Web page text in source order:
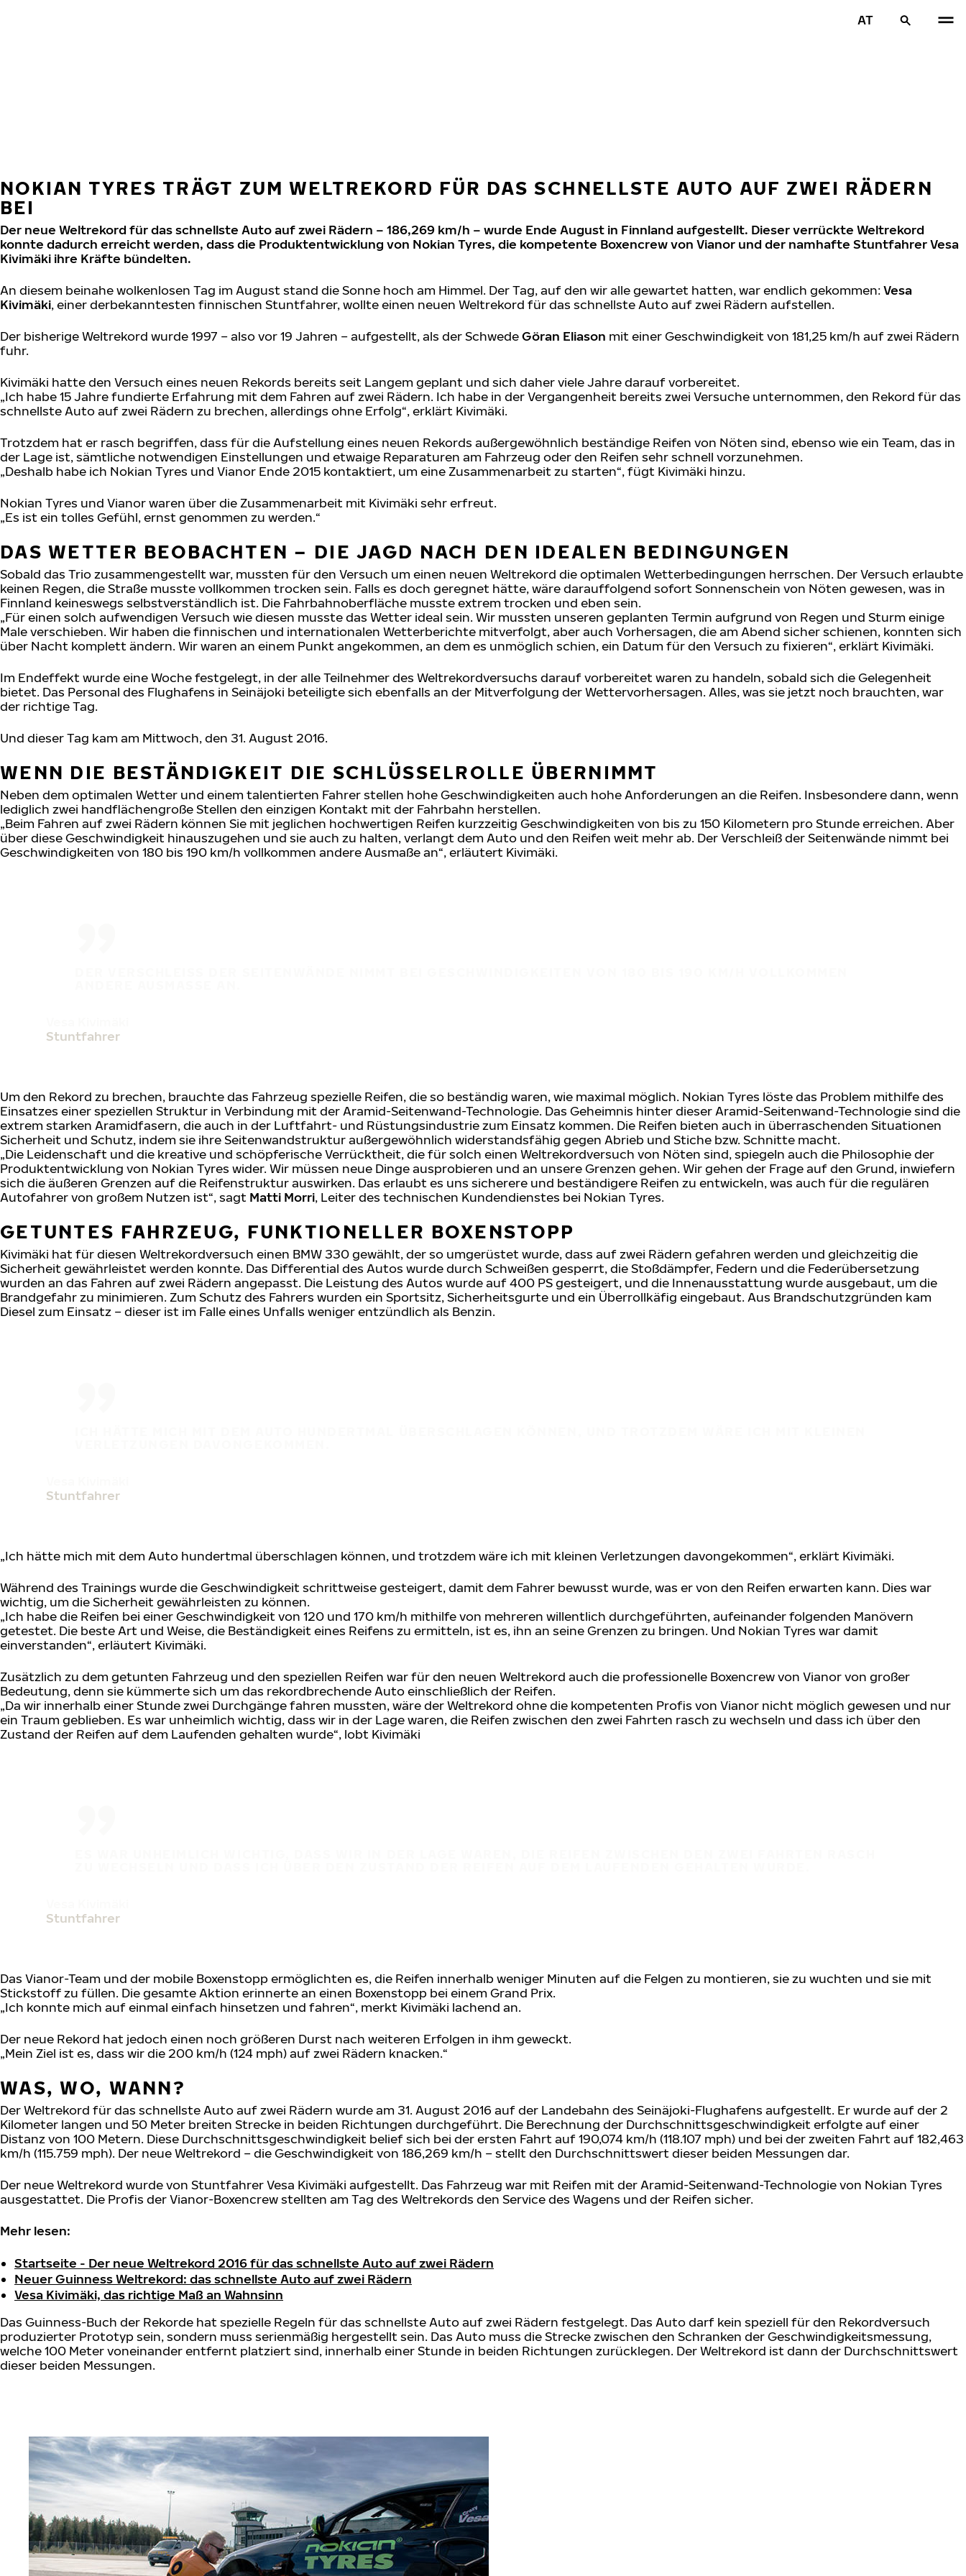
AT
NOKIAN TYRES TRÄGT ZUM WELTREKORD FÜR DAS SCHNELLSTE AUTO AUF ZWEI RÄDERN
BEI
Der neue Weltrekord für das schnellste Auto auf zwei Rädern – 186,269 km/h – wurde Ende August in Finnland aufgestellt. Dieser verrückte Weltrekord
konnte dadurch erreicht werden, dass die Produktentwicklung von Nokian Tyres, die kompetente Boxencrew von Vianor und der namhafte Stuntfahrer Vesa
Kivimäki ihre Kräfte bündelten.
An diesem beinahe wolkenlosen Tag im August stand die Sonne hoch am Himmel. Der Tag, auf den wir alle gewartet hatten, war endlich gekommen:Vesa
Kivimäki, einer derbekanntesten finnischen Stuntfahrer, wollte einen neuen Weltrekord für das schnellste Auto auf zwei Rädern aufstellen.
Der bisherige Weltrekord wurde 1997 – also vor 19 Jahren – aufgestellt, als der SchwedeGöran Eliason mit einer Geschwindigkeit von 181,25 km/h auf zwei Rädern
fuhr.
Kivimäki hatte den Versuch eines neuen Rekords bereits seit Langem geplant und sich daher viele Jahre darauf vorbereitet.
„Ich habe 15 Jahre fundierte Erfahrung mit dem Fahren auf zwei Rädern. Ich habe in der Vergangenheit bereits zwei Versuche unternommen, den Rekord für das
schnellste Auto auf zwei Rädern zu brechen, allerdings ohne Erfolg“, erklärt Kivimäki.
Trotzdem hat er rasch begriffen, dass für die Aufstellung eines neuen Rekords außergewöhnlich beständige Reifen von Nöten sind, ebenso wie ein Team, das in
der Lage ist, sämtliche notwendigen Einstellungen und etwaige Reparaturen am Fahrzeug oder den Reifen sehr schnell vorzunehmen.
„Deshalb habe ich Nokian Tyres und Vianor Ende 2015 kontaktiert, um eine Zusammenarbeit zu starten“, fügt Kivimäki hinzu.
Nokian Tyres und Vianor waren über die Zusammenarbeit mit Kivimäki sehr erfreut.
„Es ist ein tolles Gefühl, ernst genommen zu werden.“
DAS WETTER BEOBACHTEN – DIE JAGD NACH DEN IDEALEN BEDINGUNGEN
Sobald das Trio zusammengestellt war, mussten für den Versuch um einen neuen Weltrekord die optimalen Wetterbedingungen herrschen. Der Versuch erlaubte
keinen Regen, die Straße musste vollkommen trocken sein. Falls es doch geregnet hätte, wäre darauffolgend sofort Sonnenschein von Nöten gewesen, was in
Finnland keineswegs selbstverständlich ist. Die Fahrbahnoberfläche musste extrem trocken und eben sein.
„Für einen solch aufwendigen Versuch wie diesen musste das Wetter ideal sein. Wir mussten unseren geplanten Termin aufgrund von Regen und Sturm einige
Male verschieben. Wir haben die finnischen und internationalen Wetterberichte mitverfolgt, aber auch Vorhersagen, die am Abend sicher schienen, konnten sich
über Nacht komplett ändern. Wir waren an einem Punkt angekommen, an dem es unmöglich schien, ein Datum für den Versuch zu fixieren“, erklärt Kivimäki.
Im Endeffekt wurde eine Woche festgelegt, in der alle Teilnehmer des Weltrekordversuchs darauf vorbereitet waren zu handeln, sobald sich die Gelegenheit
bietet. Das Personal des Flughafens in Seinäjoki beteiligte sich ebenfalls an der Mitverfolgung der Wettervorhersagen. Alles, was sie jetzt noch brauchten, war
der richtige Tag.
Und dieser Tag kam am Mittwoch, den 31. August 2016.
WENN DIE BESTÄNDIGKEIT DIE SCHLÜSSELROLLE ÜBERNIMMT
Neben dem optimalen Wetter und einem talentierten Fahrer stellen hohe Geschwindigkeiten auch hohe Anforderungen an die Reifen. Insbesondere dann, wenn
lediglich zwei handflächengroße Stellen den einzigen Kontakt mit der Fahrbahn herstellen.
„Beim Fahren auf zwei Rädern können Sie mit jeglichen hochwertigen Reifen kurzzeitig Geschwindigkeiten von bis zu 150 Kilometern pro Stunde erreichen. Aber
über diese Geschwindigkeit hinauszugehen und sie auch zu halten, verlangt dem Auto und den Reifen weit mehr ab. Der Verschleiß der Seitenwände nimmt bei
Geschwindigkeiten von 180 bis 190 km/h vollkommen andere Ausmaße an“, erläutert Kivimäki.
Stuntfahrer
Um den Rekord zu brechen, brauchte das Fahrzeug spezielle Reifen, die so beständig waren, wie maximal möglich. Nokian Tyres löste das Problem mithilfe des
Einsatzes einer speziellen Struktur in Verbindung mit der Aramid-Seitenwand-Technologie. Das Geheimnis hinter dieser Aramid-Seitenwand-Technologie sind die
extrem starken Aramidfasern, die auch in der Luftfahrt- und Rüstungsindustrie zum Einsatz kommen. Die Reifen bieten auch in überraschenden Situationen
Sicherheit und Schutz, indem sie ihre Seitenwandstruktur außergewöhnlich widerstandsfähig gegen Abrieb und Stiche bzw. Schnitte macht.
„Die Leidenschaft und die kreative und schöpferische Verrücktheit, die für solch einen Weltrekordversuch von Nöten sind, spiegeln auch die Philosophie der
Produktentwicklung von Nokian Tyres wider. Wir müssen neue Dinge ausprobieren und an unsere Grenzen gehen. Wir gehen der Frage auf den Grund, inwiefern
sich die äußeren Grenzen auf die Reifenstruktur auswirken. Das erlaubt es uns sicherere und beständigere Reifen zu entwickeln, was auch für die regulären
Autofahrer von großem Nutzen ist“, sagt Matti Morri, Leiter des technischen Kundendienstes bei Nokian Tyres.
GETUNTES FAHRZEUG, FUNKTIONELLER BOXENSTOPP
Kivimäki hat für diesen Weltrekordversuch einen BMW 330 gewählt, der so umgerüstet wurde, dass auf zwei Rädern gefahren werden und gleichzeitig die
Sicherheit gewährleistet werden konnte. Das Differential des Autos wurde durch Schweißen gesperrt, die Stoßdämpfer, Federn und die Federübersetzung
wurden an das Fahren auf zwei Rädern angepasst. Die Leistung des Autos wurde auf 400 PS gesteigert, und die Innenausstattung wurde ausgebaut, um die
Brandgefahr zu minimieren. Zum Schutz des Fahrers wurden ein Sportsitz, Sicherheitsgurte und ein Überrollkäfig eingebaut. Aus Brandschutzgründen kam
Diesel zum Einsatz – dieser ist im Falle eines Unfalls weniger entzündlich als Benzin.
Stuntfahrer
„Ich hätte mich mit dem Auto hundertmal überschlagen können, und trotzdem wäre ich mit kleinen Verletzungen davongekommen“, erklärt Kivimäki.
Während des Trainings wurde die Geschwindigkeit schrittweise gesteigert, damit dem Fahrer bewusst wurde, was er von den Reifen erwarten kann. Dies war
wichtig, um die Sicherheit gewährleisten zu können.
„Ich habe die Reifen bei einer Geschwindigkeit von 120 und 170 km/h mithilfe von mehreren willentlich durchgeführten, aufeinander folgenden Manövern
getestet. Die beste Art und Weise, die Beständigkeit eines Reifens zu ermitteln, ist es, ihn an seine Grenzen zu bringen. Und Nokian Tyres war damit
einverstanden“, erläutert Kivimäki.
Zusätzlich zu dem getunten Fahrzeug und den speziellen Reifen war für den neuen Weltrekord auch die professionelle Boxencrew von Vianor von großer
Bedeutung, denn sie kümmerte sich um das rekordbrechende Auto einschließlich der Reifen.
„Da wir innerhalb einer Stunde zwei Durchgänge fahren mussten, wäre der Weltrekord ohne die kompetenten Profis von Vianor nicht möglich gewesen und nur
ein Traum geblieben. Es war unheimlich wichtig, dass wir in der Lage waren, die Reifen zwischen den zwei Fahrten rasch zu wechseln und dass ich über den
Zustand der Reifen auf dem Laufenden gehalten wurde“, lobt Kivimäki
Stuntfahrer
Das Vianor-Team und der mobile Boxenstopp ermöglichten es, die Reifen innerhalb weniger Minuten auf die Felgen zu montieren, sie zu wuchten und sie mit
Stickstoff zu füllen. Die gesamte Aktion erinnerte an einen Boxenstopp bei einem Grand Prix.
„Ich konnte mich auf einmal einfach hinsetzen und fahren“, merkt Kivimäki lachend an.
Der neue Rekord hat jedoch einen noch größeren Durst nach weiteren Erfolgen in ihm geweckt.
„Mein Ziel ist es, dass wir die 200 km/h (124 mph) auf zwei Rädern knacken.“
WAS, WO, WANN?
Der Weltrekord für das schnellste Auto auf zwei Rädern wurde am 31. August 2016 auf der Landebahn des Seinäjoki-Flughafens aufgestellt. Er wurde auf der 2
Kilometer langen und 50 Meter breiten Strecke in beiden Richtungen durchgeführt. Die Berechnung der Durchschnittsgeschwindigkeit erfolgte auf einer
Distanz von 100 Metern. Diese Durchschnittsgeschwindigkeit belief sich bei der ersten Fahrt auf 190,074 km/h (118.107 mph) und bei der zweiten Fahrt auf 182,463
km/h (115.759 mph). Der neue Weltrekord – die Geschwindigkeit von 186,269 km/h – stellt den Durchschnittswert dieser beiden Messungen dar.
Der neue Weltrekord wurde von Stuntfahrer Vesa Kivimäki aufgestellt. Das Fahrzeug war mit Reifen mit der Aramid-Seitenwand-Technologie von Nokian Tyres
ausgestattet. Die Profis der Vianor-Boxencrew stellten am Tag des Weltrekords den Service des Wagens und der Reifen sicher.
Mehr lesen:
Startseite - Der neue Weltrekord 2016 für das schnellste Auto auf zwei Rädern
Neuer Guinness Weltrekord: das schnellste Auto auf zwei Rädern
Vesa Kivimäki, das richtige Maß an Wahnsinn
Das Guinness-Buch der Rekorde hat spezielle Regeln für das schnellste Auto auf zwei Rädern festgelegt. Das Auto darf kein speziell für den Rekordversuch
produzierter Prototyp sein, sondern muss serienmäßig hergestellt sein. Das Auto muss die Strecke zwischen den Schranken der Geschwindigkeitsmessung,
welche 100 Meter voneinander entfernt platziert sind, innerhalb einer Stunde in beiden Richtungen zurücklegen. Der Weltrekord ist dann der Durchschnittswert
dieser beiden Messungen.